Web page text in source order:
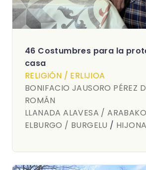
46 Costumbres para la
casa
RELIGIÓN / ERLIJIOA
BONIFACIO JAUSORO PÉREZ
ROMÁN
LLANADA ALAVESA /
ELBURGO / BURGELU /